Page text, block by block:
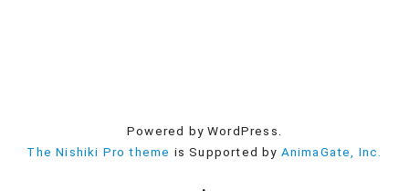
Powered by WordPress.
The Nishiki Pro theme is Supported by AnimaGate, Inc.